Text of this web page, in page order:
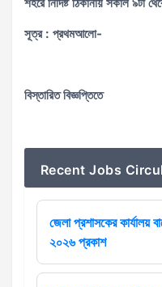
সূত্র : প্রথমআলো-
বিস্তারিত বিজ্ঞপ্তিতে
Recent Jobs
জেলা প্রশাসকের কার্যালয়
২০২৬ প্রকাশ